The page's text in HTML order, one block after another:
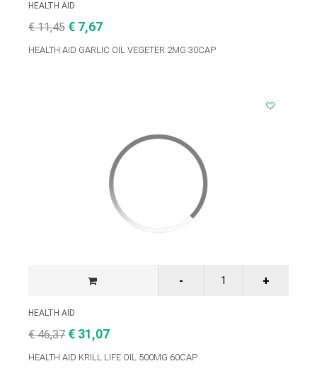
HEALTH AID
€ 11,45 € 7,67
HEALTH AID GARLIC OIL VEGETER.2MG 30CAP
HEALTH AID
€ 46,37 € 31,07
HEALTH AID KRILL LIFE OIL 500MG 60CAP